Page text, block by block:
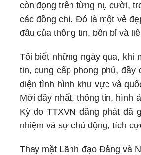
còn đọng trên từng nụ cười,
các đồng chí. Đó là một vẻ
đầu của thông tin, bền bỉ và
Tôi biết những ngày qua, khi
tin, cung cấp phong phú,
diện tình hình khu vực và
Mới đây nhất, thông tin, hình
Kỳ do TTXVN đăng phát đã
nhiệm và sự chủ động, tích
Thay mặt Lãnh đạo Đảng và